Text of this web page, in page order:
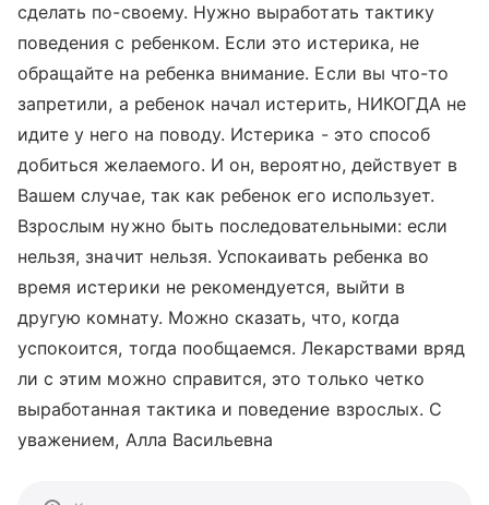
сделать по-своему. Нужно выработать тактику
поведения с ребенком. Если это истерика, не
обращайте на ребенка внимание. Если вы что-то
запретили, а ребенок начал истерить, НИКОГДА не
идите у него на поводу. Истерика - это способ
добиться желаемого. И он, вероятно, действует в
Вашем случае, так как ребенок его использует.
Взрослым нужно быть последовательными: если
нельзя, значит нельзя. Успокаивать ребенка во
время истерики не рекомендуется, выйти в
другую комнату. Можно сказать, что, когда
успокоится, тогда пообщаемся. Лекарствами вряд
ли с этим можно справится, это только четко
выработанная тактика и поведение взрослых. С
уважением, Алла Васильевна